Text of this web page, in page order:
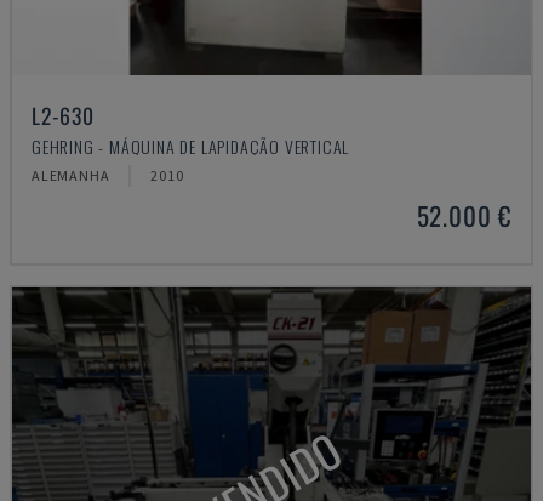
L2-630
GEHRING - MÁQUINA DE LAPIDAÇÃO VERTICAL
ALEMANHA 2010
52.000 €